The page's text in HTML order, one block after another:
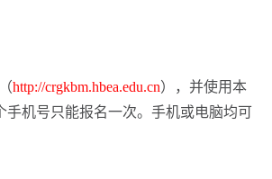
http://crgkbm.hbea.edu.cn），并使用本
机号只能报名一次。手机或电脑均可